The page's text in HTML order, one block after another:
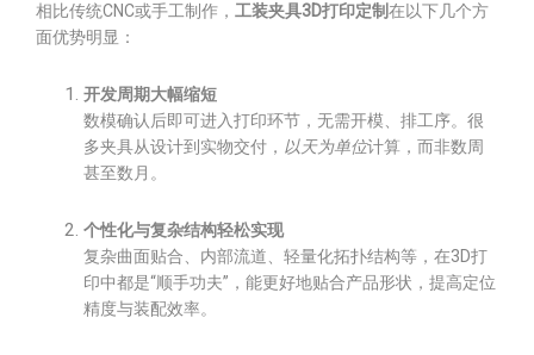
相比传统CNC或手工制作， 工装夹具3D打印定制在以下几个方
面优势明显：
开发周期大幅缩短
数模确认后即可进入打印环节，无需开模、排工序。很
多夹具从设计到实物交付， 以天为单位计算，而非数周
甚至数月。
个性化与复杂结构轻松实现
复杂曲面贴合、内部流道、轻量化拓扑结构等，在3D打
印中都是“顺手功夫”，能更好地贴合产品形状，提高定位
精度与装配效率。